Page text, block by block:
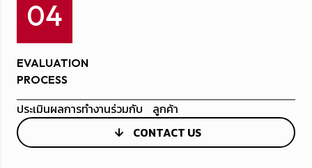
04
EVALUATION
PROCESS
ประเมินผลการทำงานร่วมกับ ลูกค้า
CONTACT US